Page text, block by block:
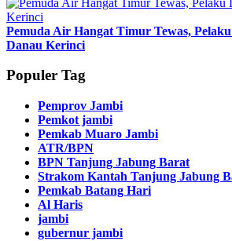
Pemuda Air Hangat Timur Tewas,
Danau Kerinci
Populer Tag
Pemprov Jambi
Pemkot jambi
Pemkab Muaro Jambi
ATR/BPN
BPN Tanjung Jabung Barat
Strakom Kantah Tanjung Jabung
Pemkab Batang Hari
Al Haris
jambi
gubernur jambi